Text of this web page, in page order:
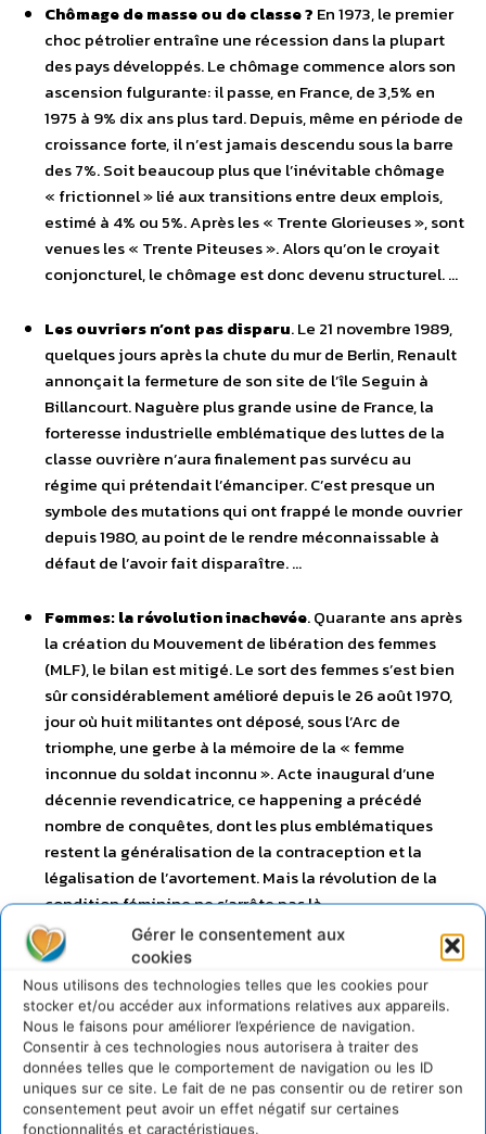
Gérer le consentement aux
cookies
Nous utilisons des technologies telles que les cookies pour
stocker et/ou accéder aux informations relatives aux appareils.
Nous le faisons pour améliorer l’expérience de navigation.
Consentir à ces technologies nous autorisera à traiter des
données telles que le comportement de navigation ou les ID
uniques sur ce site. Le fait de ne pas consentir ou de retirer son
consentement peut avoir un effet négatif sur certaines
fonctionnalités et caractéristiques.
Chômage de masse ou de classe ? En 1973, le premier
choc pétrolier entraîne une récession dans la plupart
des pays développés. Le chômage commence alors son
ascension fulgurante: il passe, en France, de 3,5% en
1975 à 9% dix ans plus tard. Depuis, même en période de
croissance forte, il n’est jamais descendu sous la barre
des 7%. Soit beaucoup plus que l’inévitable chômage
« frictionnel » lié aux transitions entre deux emplois,
estimé à 4% ou 5%. Après les « Trente Glorieuses », sont
venues les « Trente Piteuses ». Alors qu’on le croyait
conjoncturel, le chômage est donc devenu structurel. …
Les ouvriers n’ont pas disparu. Le 21 novembre 1989,
quelques jours après la chute du mur de Berlin, Renault
annonçait la fermeture de son site de l’île Seguin à
Billancourt. Naguère plus grande usine de France, la
forteresse industrielle emblématique des luttes de la
classe ouvrière n’aura finalement pas survécu au
régime qui prétendait l’émanciper. C’est presque un
symbole des mutations qui ont frappé le monde ouvrier
depuis 1980, au point de le rendre méconnaissable à
défaut de l’avoir fait disparaître. …
Femmes: la révolution inachevée. Quarante ans après
la création du Mouvement de libération des femmes
(MLF), le bilan est mitigé. Le sort des femmes s’est bien
sûr considérablement amélioré depuis le 26 août 1970,
jour où huit militantes ont déposé, sous l’Arc de
triomphe, une gerbe à la mémoire de la « femme
inconnue du soldat inconnu ». Acte inaugural d’une
décennie revendicatrice, ce happening a précédé
nombre de conquêtes, dont les plus emblématiques
restent la généralisation de la contraception et la
légalisation de l’avortement. Mais la révolution de la
condition féminine ne s’arrête pas là. …
Désordres et recompositions des familles
s’est-il passé dans la famille depuis trente ans? Au
premier regard, ces trois décennies n’ont fait que
poursuivre le mouvement lancé dans les années 1960-
1970. Et pourtant, elles sont loin d’avoir consacré la
Mort de la famille, pour reprendre le titre du livre de
David Cooper (1975). La protestation qui se fait